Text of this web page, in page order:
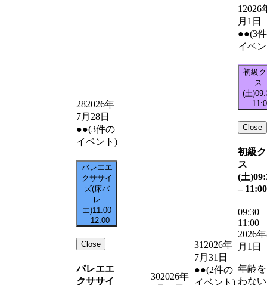
282026年
7月28日
●●(3件の
イベント)
バレエエ
クササイ
ズ(床バ
レ
エ)11:00
– 12:00
Close
バレエエ
クササイ
302026年
31 2026年
7月31日
●●(2件の
イベント)
1 2026
月1日
●●(3
イベ
初級
ス
(土)
–
Close
初級
ス
(土)
– 11:00
09:30 –
11:00
2026
月1日
年齢
わな